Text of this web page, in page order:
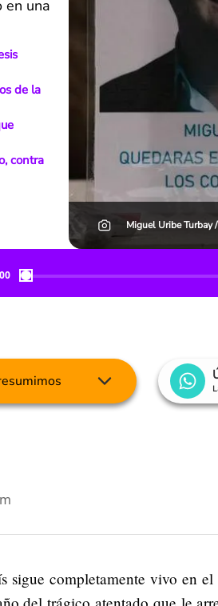
en una
de la
contra
Miguel Uribe Turbay
completamente vivo en el